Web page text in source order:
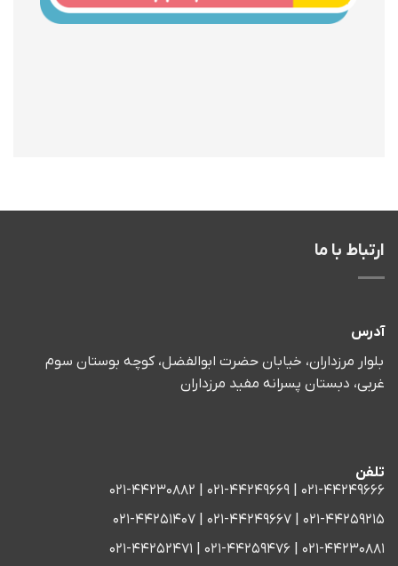
ارتباط با ما
آدرس
بلوار مرزداران، خیابان حضرت ابوالفضل، کوچه بوستان سوم
غربی، دبستان پسرانه مفید مرزداران
تلفن
021-44249666 | 021-44249669 | 021-44230882
021-44259215 | 021-44249667 | 021-44251407
021-44230881 | 021-44259476 | 021-44252471